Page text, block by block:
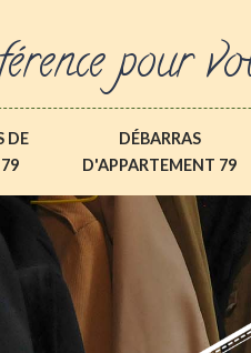
pour
DE
DÉBARRAS
D'APPARTEMENT 79